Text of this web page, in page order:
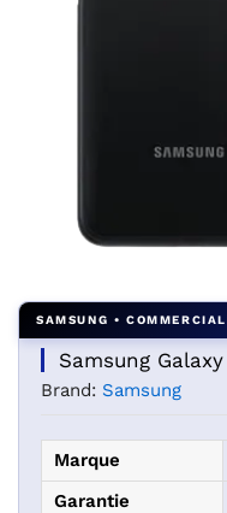
Samsung
Brand: Samsung
Marque
Garantie